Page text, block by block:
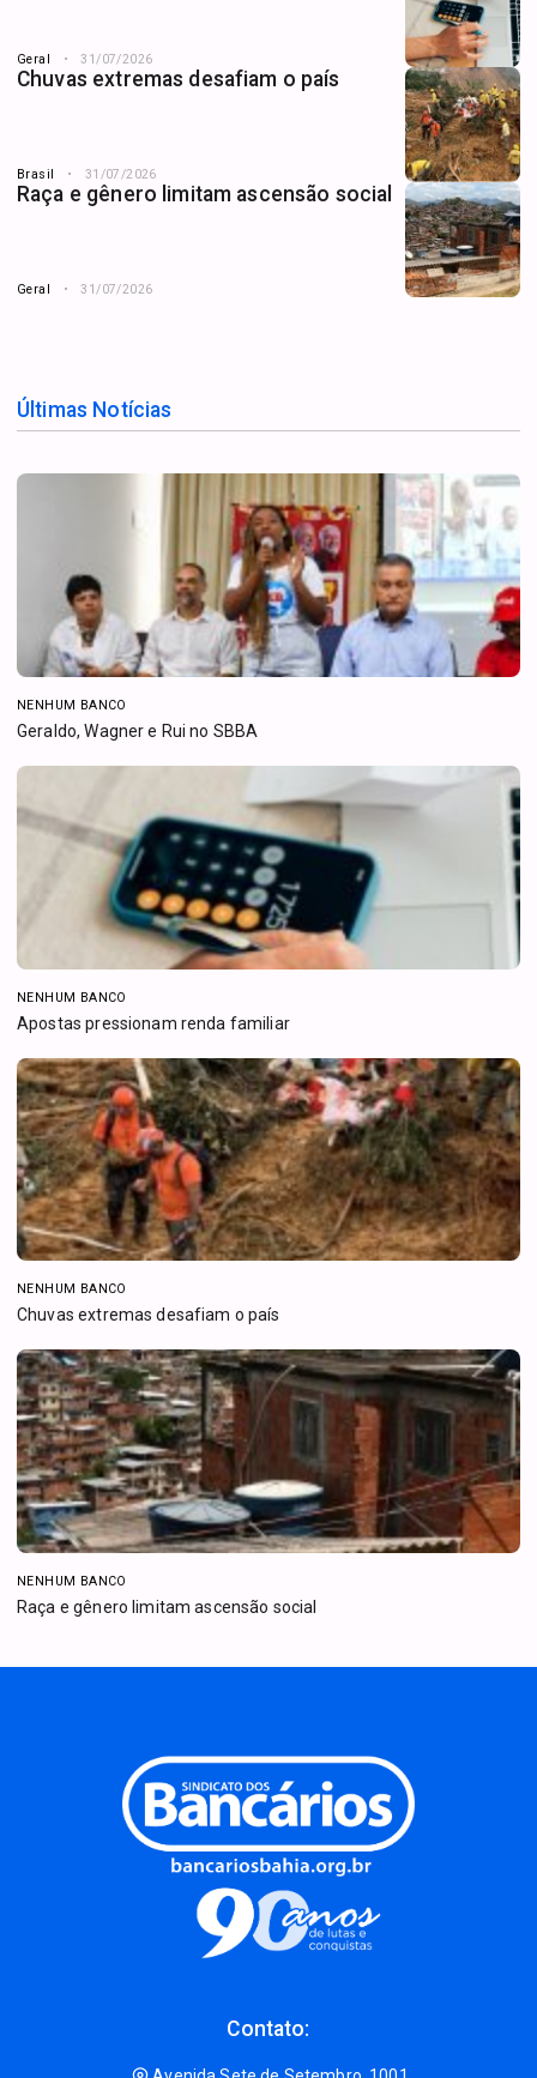
Geral 31/07/2026
Chuvas extremas desafiam o país
Brasil 31/07/2026
Raça e gênero limitam ascensão social
Geral 31/07/2026
Últimas Notícias
NENHUM BANCO
Geraldo, Wagner e Rui no SBBA
NENHUM BANCO
Apostas pressionam renda familiar
NENHUM BANCO
Chuvas extremas desafiam o país
NENHUM BANCO
Raça e gênero limitam ascensão social
Contato: